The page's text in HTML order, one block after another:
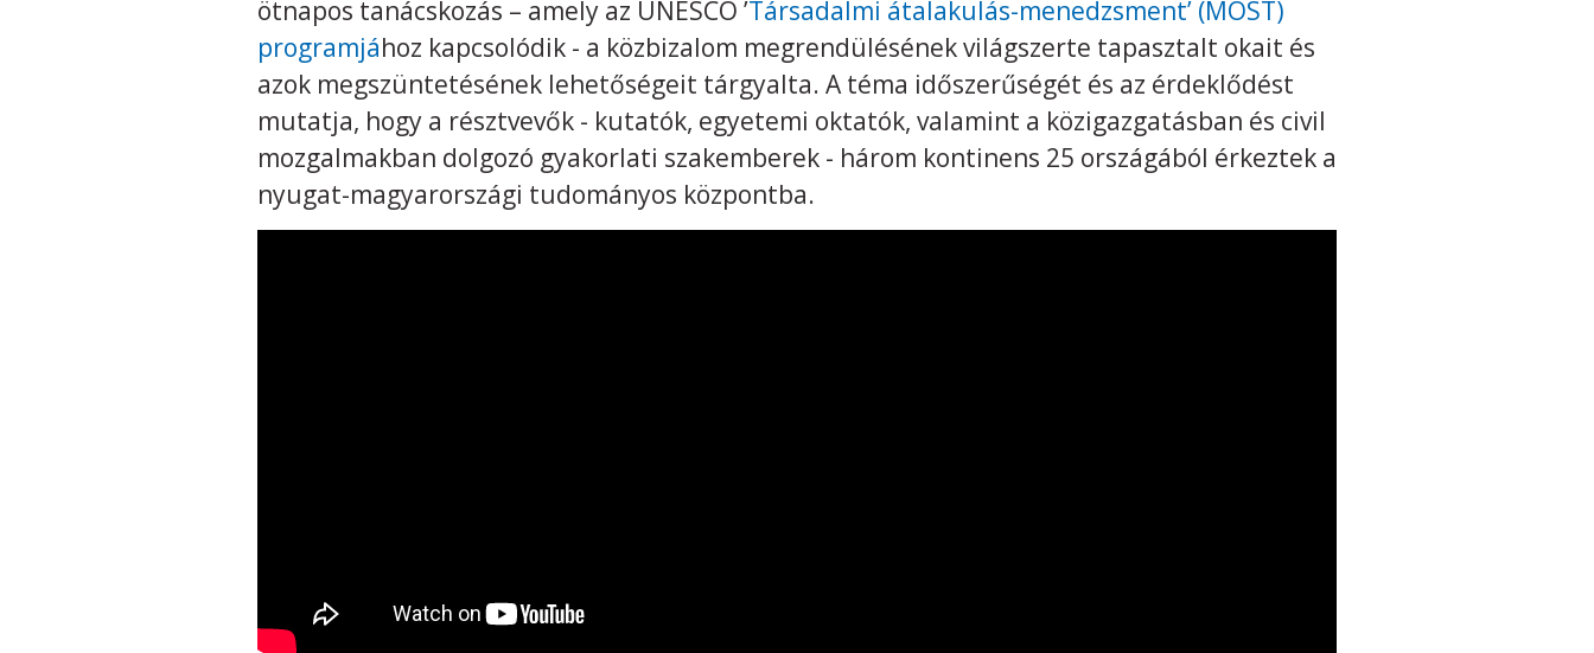
ötnapos tanácskozás – amely az UNESCO ’Társadalmi átalakulás-menedzsment’ (MOST)
programjához kapcsolódik - a közbizalom megrendülésének világszerte tapasztalt okait és
azok megszüntetésének lehetőségeit tárgyalta. A téma időszerűségét és az érdeklődést
mutatja, hogy a résztvevők - kutatók, egyetemi oktatók, valamint a közigazgatásban és civil
mozgalmakban dolgozó gyakorlati szakemberek - három kontinens 25 országából érkeztek a
nyugat-magyarországi tudományos központba.